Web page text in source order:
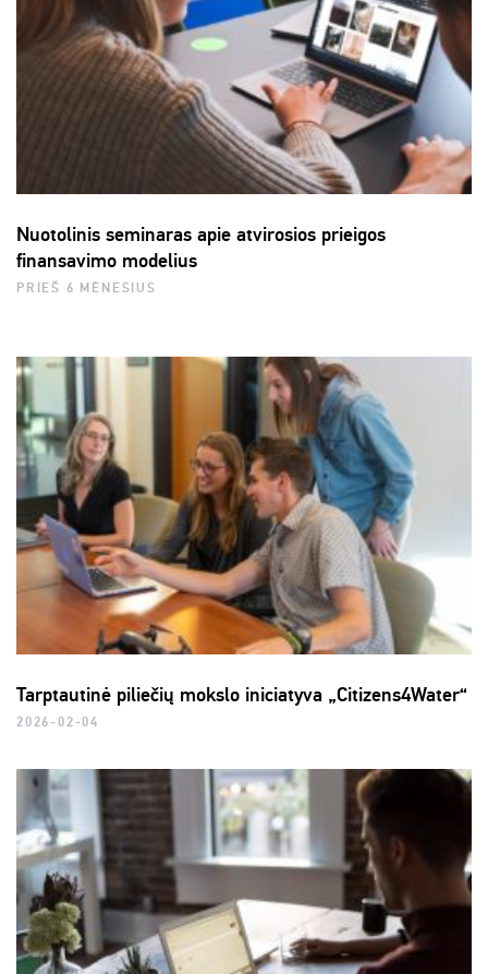
Nuotolinis seminaras apie atvirosios prieigos
finansavimo modelius
PRIEŠ 6 MĖNESIUS
Tarptautinė piliečių mokslo iniciatyva „Citizens4Water“
2026-02-04